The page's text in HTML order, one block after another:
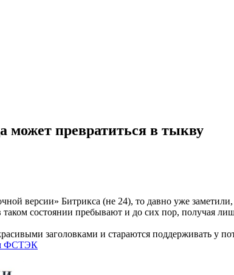
может превратиться в тыкву
версии» Битрикса (не 24), то давно уже
состоянии пребывают и до сих пор, получая
заголовками и стараются поддерживать у
ФСТЭК